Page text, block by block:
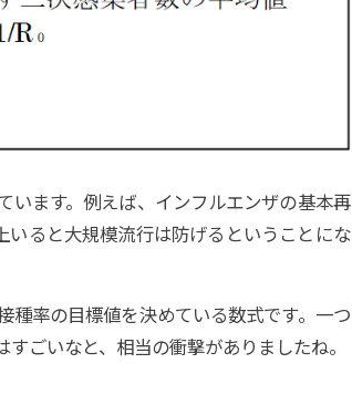
います。例えば、インフルエンザの基本再
ると大規模流行は防げるということにな
種率の目標値を決めている数式です。一つ
ごいなと、相当の衝撃がありましたね。